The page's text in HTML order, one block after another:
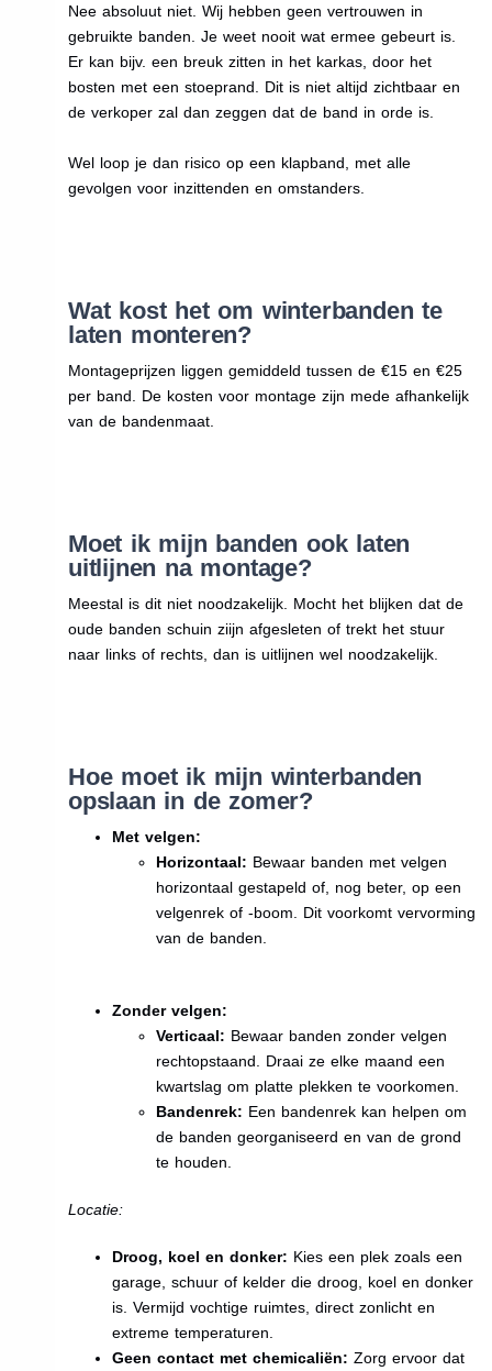
Nee absoluut niet. Wij hebben geen vertrouwen in
gebruikte banden. Je weet nooit wat ermee gebeurt is.
Er kan bijv. een breuk zitten in het karkas, door het
bosten met een stoeprand. Dit is niet altijd zichtbaar en
de verkoper zal dan zeggen dat de band in orde is.
Wel loop je dan risico op een klapband, met alle
gevolgen voor inzittenden en omstanders.
Wat kost het om winterbanden te
laten monteren?
Montageprijzen liggen gemiddeld tussen de €15 en €25
per band. De kosten voor montage zijn mede afhankelijk
van de bandenmaat.
Moet ik mijn banden ook laten
uitlijnen na montage?
Meestal is dit niet noodzakelijk. Mocht het blijken dat de
oude banden schuin ziijn afgesleten of trekt het stuur
naar links of rechts, dan is uitlijnen wel noodzakelijk.
Hoe moet ik mijn winterbanden
opslaan in de zomer?
Met velgen:
Horizontaal: Bewaar banden met velgen
horizontaal gestapeld of, nog beter, op een
velgenrek of -boom. Dit voorkomt vervorming
van de banden.
Zonder velgen:
Verticaal: Bewaar banden zonder velgen
rechtopstaand. Draai ze elke maand een
kwartslag om platte plekken te voorkomen.
Bandenrek: Een bandenrek kan helpen om
de banden georganiseerd en van de grond
te houden.
Locatie:
Droog, koel en donker: Kies een plek zoals een
garage, schuur of kelder die droog, koel en donker
is. Vermijd vochtige ruimtes, direct zonlicht en
extreme temperaturen.
Geen contact met chemicaliën: Zorg ervoor dat